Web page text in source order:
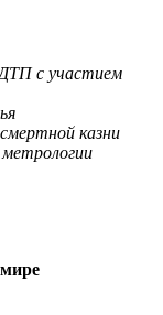
с участием
казни